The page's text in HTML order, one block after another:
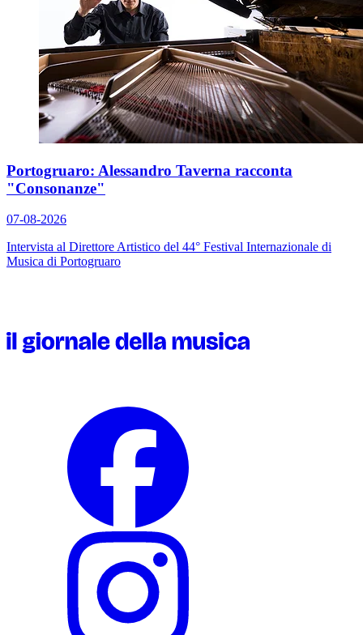
Portogruaro: Alessandro Taverna racconta
"Consonanze"
07-08-2026
Intervista al Direttore Artistico del 44° Festival Internazionale di
Musica di Portogruaro